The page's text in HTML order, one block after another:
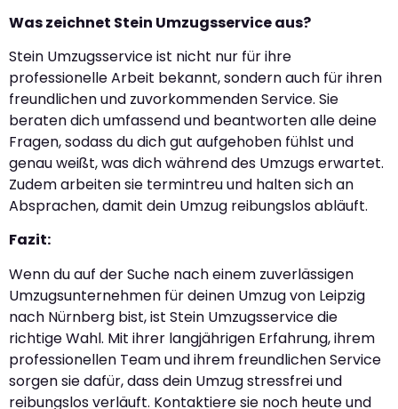
Was zeichnet Stein Umzugsservice aus?
Stein Umzugsservice ist nicht nur für ihre
professionelle Arbeit bekannt, sondern auch für ihren
freundlichen und zuvorkommenden Service. Sie
beraten dich umfassend und beantworten alle deine
Fragen, sodass du dich gut aufgehoben fühlst und
genau weißt, was dich während des Umzugs erwartet.
Zudem arbeiten sie termintreu und halten sich an
Absprachen, damit dein Umzug reibungslos abläuft.
Fazit:
Wenn du auf der Suche nach einem zuverlässigen
Umzugsunternehmen für deinen Umzug von Leipzig
nach Nürnberg bist, ist Stein Umzugsservice die
richtige Wahl. Mit ihrer langjährigen Erfahrung, ihrem
professionellen Team und ihrem freundlichen Service
sorgen sie dafür, dass dein Umzug stressfrei und
reibungslos verläuft. Kontaktiere sie noch heute und